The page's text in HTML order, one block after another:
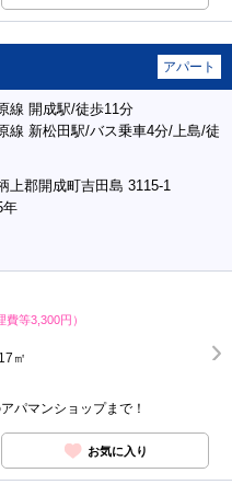
アパート
線 開成駅/徒歩11分
線 新松田駅/バス乗車4分/上島/徒
上郡開成町吉田島 3115-1
年
費等3,300円）
㎡
パマンショップまで！
お気に入り